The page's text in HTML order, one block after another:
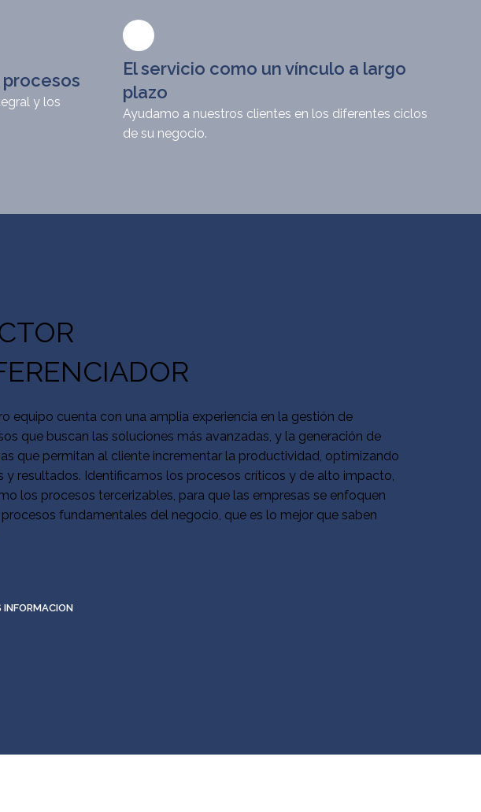
y los
El servicio como un vínculo a largo
plazo
Ayudamo a nuestros clientes en los diferentes ciclos
de su negocio.
equipo cuenta con una amplia experiencia en la gestión de
que buscan las soluciones más avanzadas, y la generación de
que permitan al cliente incrementar la productividad, optimizando
y resultados. Identificamos los procesos críticos y de alto impacto,
los procesos tercerizables, para que las empresas se enfoquen
fundamentales del negocio, que es lo mejor que saben
INFORMACION